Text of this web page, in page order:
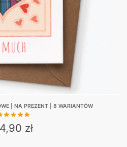
| NA PREZENT | 8 WARIANTÓW
zł